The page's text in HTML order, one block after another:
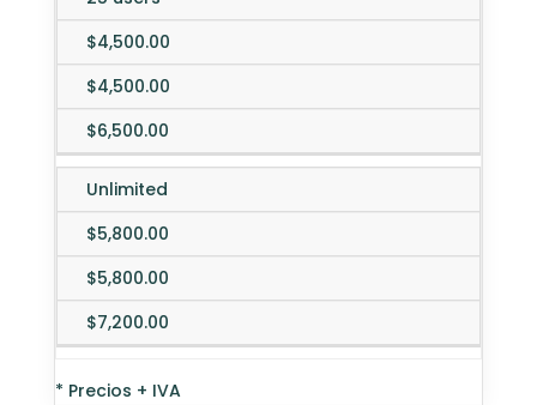
$4,500.00
$4,500.00
$6,500.00
Unlimited
$5,800.00
$5,800.00
$7,200.00
* Precios + IVA